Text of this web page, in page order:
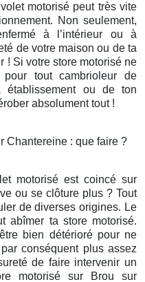
motorisé peut très vite
Non seulement,
à l’intérieur ou à
de votre maison ou de ta
! Si votre store motorisé ne
tout cambrioleur de
établissement ou de ton
absolument tout !
Chantereine : que faire ?
motorisé est coincé sur
ou se clôture plus ? Tout
de diverses origines. Le
abîmer ta store motorisé.
bien détérioré pour ne
conséquent plus assez
de faire intervenir un
motorisé sur Brou sur